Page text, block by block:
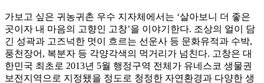
가보고 싶은 귀농귀촌 우수 지자체에서는 ‘살아보니 더 좋은
곳이자 내 마음의 고향인 고창’을 이야기한다. 조상의 얼이 담
긴 성곽과 고즈넉한 멋이 흐르는 선운사 등 문화유적과 수박,
풍천장어, 복분자 등 각양각색의 먹거리가 넘친다. 고창은 대
한민국 최초로 2013년 5월 행정구역 전체가 유네스코 생물권
보전지역으로 지정됐을 정도로 청정한 자연환경과 다양한 생